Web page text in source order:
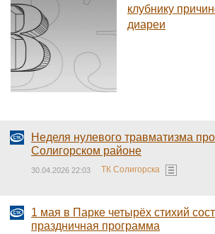
клубнику
диареи
Неделя нулевого травматизма
Солигорском районе
30.04.2026 22:03 ТК Солигорска
1 мая в Парке четырёх стихий
праздничная программа